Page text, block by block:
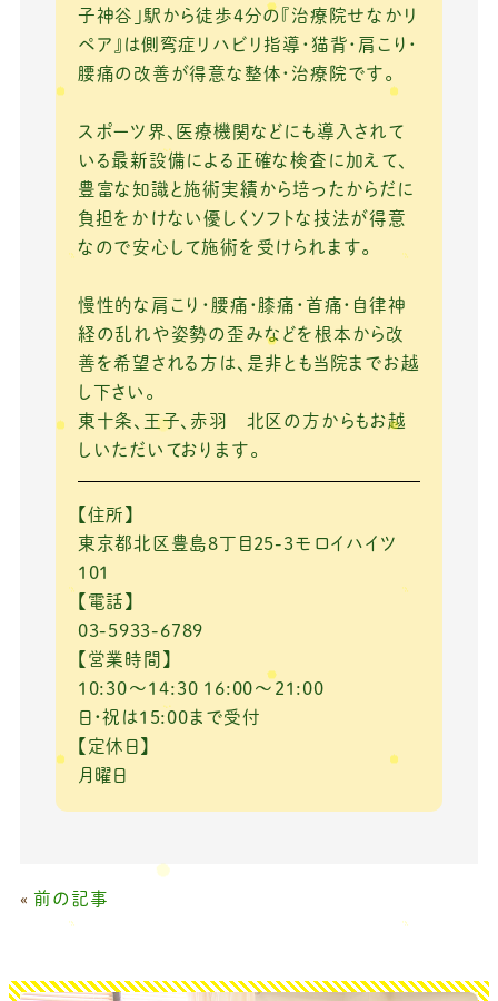
o
o
k
子神谷」駅から徒歩4分の『治療院せなかリ
ペア』は側弯症リハビリ指導・猫背・肩こり・
腰痛の改善が得意な整体・治療院です。
スポーツ界、医療機関などにも導入されて
いる最新設備による正確な検査に加えて、
豊富な知識と施術実績から培ったからだに
負担をかけない優しくソフトな技法が得意
なので安心して施術を受けられます。
慢性的な肩こり・腰痛・膝痛・首痛・自律神
経の乱れや姿勢の歪みなどを根本から改
善を希望される方は、是非とも当院までお越
し下さい。
東十条、王子、赤羽 北区の方からもお越
しいただいております。
【住所】
東京都北区豊島8丁目25-3モロイハイツ
101
【電話】
03-5933-6789
【営業時間】
10:30～14:30 16:00～21:00
日・祝は15:00まで受付
【定休日】
月曜日
« 前の記事